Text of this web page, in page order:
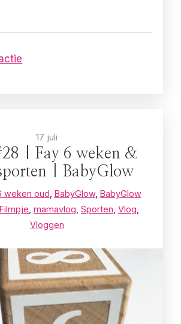
17 juli
| Fay 6 weken &
| BabyGlow
weken oud BabyGlow, BabyGlow
Filmpje mamavlog Sporten Vlog
Vloggen